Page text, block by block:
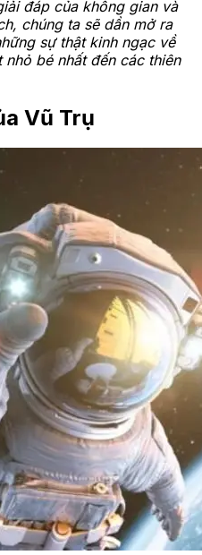
đáp của không gian và
chúng ta sẽ dần mở ra
sự thật kinh ngạc về
bé nhất đến các thiên
Vũ Trụ